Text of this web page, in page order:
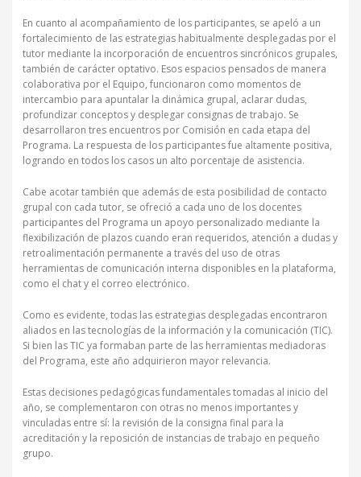
En cuanto al acompañamiento de los participantes, se apeló a un
fortalecimiento de las estrategias habitualmente desplegadas por el
tutor mediante la incorporación de encuentros sincrónicos grupales,
también de carácter optativo. Esos espacios pensados de manera
colaborativa por el Equipo, funcionaron como momentos de
intercambio para apuntalar la dinámica grupal, aclarar dudas,
profundizar conceptos y desplegar consignas de trabajo. Se
desarrollaron tres encuentros por Comisión en cada etapa del
Programa. La respuesta de los participantes fue altamente positiva,
logrando en todos los casos un alto porcentaje de asistencia.
Cabe acotar también que además de esta posibilidad de contacto
grupal con cada tutor, se ofreció a cada uno de los docentes
participantes del Programa un apoyo personalizado mediante la
flexibilización de plazos cuando eran requeridos, atención a dudas y
retroalimentación permanente a través del uso de otras
herramientas de comunicación interna disponibles en la plataforma,
como el chat y el correo electrónico.
Como es evidente, todas las estrategias desplegadas encontraron
aliados en las tecnologías de la información y la comunicación (TIC).
Si bien las TIC ya formaban parte de las herramientas mediadoras
del Programa, este año adquirieron mayor relevancia.
Estas decisiones pedagógicas fundamentales tomadas al inicio del
año, se complementaron con otras no menos importantes y
vinculadas entre sí: la revisión de la consigna final para la
acreditación y la reposición de instancias de trabajo en pequeño
grupo.